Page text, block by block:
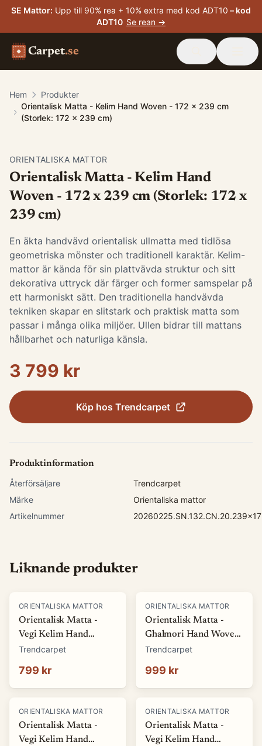
SE Mattor: Upp till 90% rea + 10% extra med kod ADT10 – kod
ADT10 Se rean →
Carpet.se
Hem
Produkter
Orientalisk Matta - Kelim Hand Woven - 172 x 239 cm
(Storlek: 172 x 239 cm)
ORIENTALISKA MATTOR
Orientalisk Matta - Kelim Hand
Woven - 172 x 239 cm (Storlek: 172 x
239 cm)
En äkta handvävd orientalisk ullmatta med tidlösa
geometriska mönster och traditionell karaktär. Kelim-
mattor är kända för sin plattvävda struktur och sitt
dekorativa uttryck där färger och former samspelar på
ett harmoniskt sätt. Den traditionella handvävda
tekniken skapar en slitstark och praktisk matta som
passar i många olika miljöer. Ullen bidrar till mattans
hållbarhet och naturliga känsla.
3 799 kr
Köp hos Trendcarpet
Produktinformation
Återförsäljare
Trendcarpet
Märke
Orientaliska mattor
Artikelnummer
Liknande produkter
ORIENTALISKA MATTOR
Orientalisk Matta -
Vegi Kelim Hand
Woven - 54 x 86 cm
Trendcarpet
799 kr
ORIENTALISKA MATTOR
Orientalisk Matta -
Ghalmori Hand Woven
- 80 x 108 cm (Storlek:
Trendcarpet
999 kr
ORIENTALISKA MATTOR
Orientalisk Matta -
Vegi Kelim Hand
ORIENTALISKA MATTOR
Orientalisk Matta -
Vegi Kelim Hand